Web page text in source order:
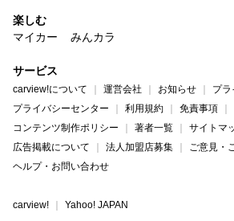
楽しむ
マイカー
みんカラ
サービス
carview!について 運営会社 お知らせ
プラ
プライバシーセンター
利用規約
免責事項
コンテンツ制作ポリシー
著者一覧
サイトマ
広告掲載について
法人加盟店募集
ご意見・
ヘルプ・お問い合わせ
carview! Yahoo! JAPAN